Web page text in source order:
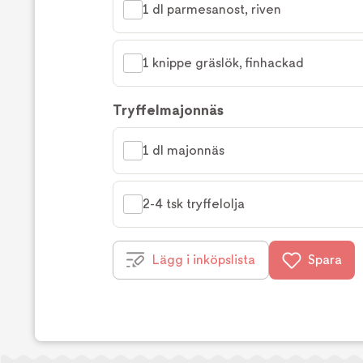
1 dl parmesanost, riven
1 knippe gräslök, finhackad
Tryffelmajonnäs
1 dl majonnäs
2-4 tsk tryffelolja
Lägg i inköpslista Spara